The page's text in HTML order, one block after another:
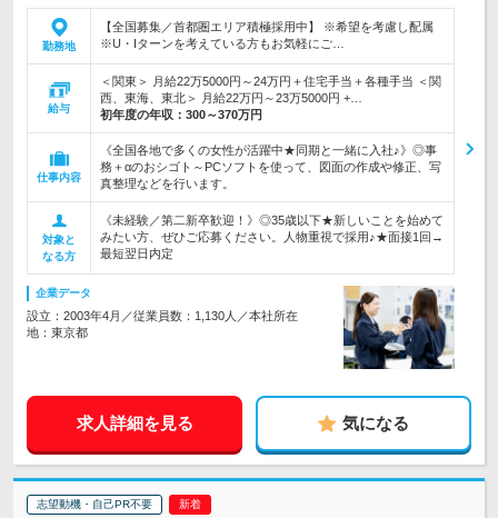
勤務地
【全国募集／首都圏エリア積極採用中】 ※希望を考慮し配属
※U・Iターンを考えている方もお気軽にご…
給与
＜関東＞ 月給22万5000円～24万円＋住宅手当＋各種手当 ＜関
西、東海、東北＞ 月給22万円～23万5000円 +…
初年度の年収： 300～370万円
仕事内容
《全国各地で多くの女性が活躍中★同期と一緒に入社♪》◎事
務＋αのおシゴト～PCソフトを使って、図面の作成や修正、写
真整理などを行います。
対象と
なる方
《未経験／第二新卒歓迎！》◎35歳以下★新しいことを始めて
みたい方、ぜひご応募ください。人物重視で採用♪★面接1回→
最短翌日内定
企業データ
設立：2003年4月／従業員数：1,130人／本社所在
地：東京都
求人詳細を見る 気になる
志望動機・自己PR不要